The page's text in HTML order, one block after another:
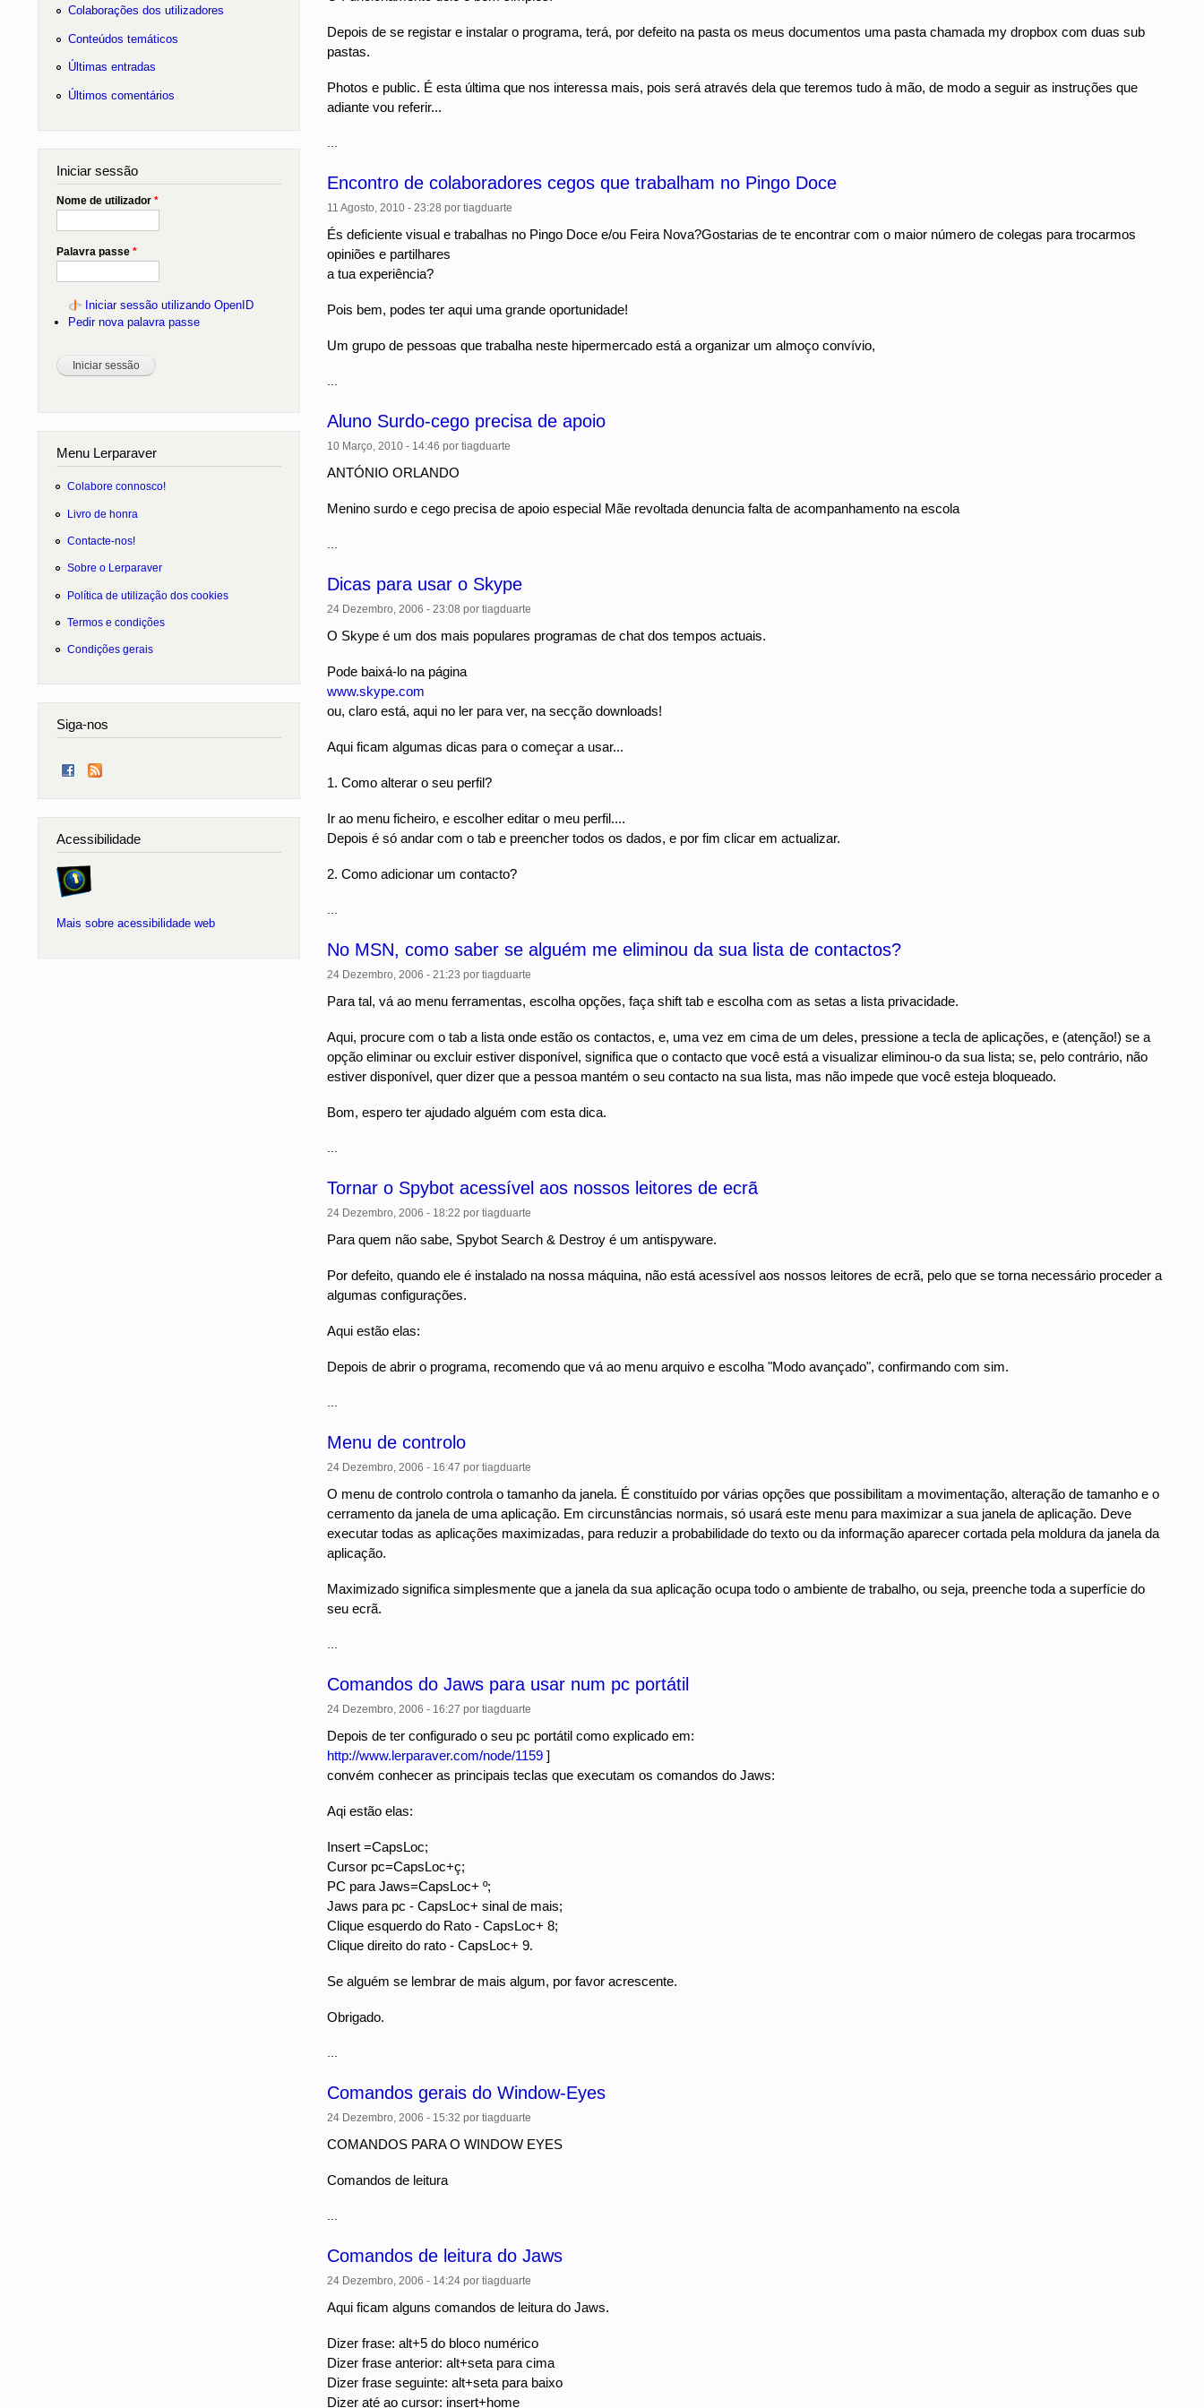
Depois de se registar e instalar o programa, terá, por defeito na pasta os meus documentos uma pasta chamada my dropbox com duas sub
pastas.
Photos e public. É esta última que nos interessa mais, pois será através dela que teremos tudo à mão, de modo a seguir as instruções que
adiante vou referir...
Encontro de colaboradores cegos que trabalham no Pingo Doce
11 Agosto, 2010 - 23:28 por tiagduarte
És deficiente visual e trabalhas no Pingo Doce e/ou Feira Nova?Gostarias de te encontrar com o maior número de colegas para trocarmos
opiniões e partilhares
a tua experiência?
Pois bem, podes ter aqui uma grande oportunidade!
Um grupo de pessoas que trabalha neste hipermercado está a organizar um almoço convívio,
Aluno Surdo-cego precisa de apoio
10 Março, 2010 - 14:46 por tiagduarte
ANTÓNIO ORLANDO
Menino surdo e cego precisa de apoio especial Mãe revoltada denuncia falta de acompanhamento na escola
Dicas para usar o Skype
24 Dezembro, 2006 - 23:08 por tiagduarte
O Skype é um dos mais populares programas de chat dos tempos actuais.
Pode baixá-lo na página
www.skype.com
ou, claro está, aqui no ler para ver, na secção downloads!
Aqui ficam algumas dicas para o começar a usar...
1. Como alterar o seu perfil?
Ir ao menu ficheiro, e escolher editar o meu perfil....
Depois é só andar com o tab e preencher todos os dados, e por fim clicar em actualizar.
2. Como adicionar um contacto?
No MSN, como saber se alguém me eliminou da sua lista de contactos?
24 Dezembro, 2006 - 21:23 por tiagduarte
Para tal, vá ao menu ferramentas, escolha opções, faça shift tab e escolha com as setas a lista privacidade.
Aqui, procure com o tab a lista onde estão os contactos, e, uma vez em cima de um deles, pressione a tecla de aplicações, e (atenção!) se a
opção eliminar ou excluir estiver disponível, significa que o contacto que você está a visualizar eliminou-o da sua lista; se, pelo contrário, não
estiver disponível, quer dizer que a pessoa mantém o seu contacto na sua lista, mas não impede que você esteja bloqueado.
Bom, espero ter ajudado alguém com esta dica.
Tornar o Spybot acessível aos nossos leitores de ecrã
24 Dezembro, 2006 - 18:22 por tiagduarte
Para quem não sabe, Spybot Search & Destroy é um antispyware.
Por defeito, quando ele é instalado na nossa máquina, não está acessível aos nossos leitores de ecrã, pelo que se torna necessário proceder a
algumas configurações.
Aqui estão elas:
Depois de abrir o programa, recomendo que vá ao menu arquivo e escolha "Modo avançado", confirmando com sim.
Menu de controlo
24 Dezembro, 2006 - 16:47 por tiagduarte
O menu de controlo controla o tamanho da janela. É constituído por várias opções que possibilitam a movimentação, alteração de tamanho e o
cerramento da janela de uma aplicação. Em circunstâncias normais, só usará este menu para maximizar a sua janela de aplicação. Deve
executar todas as aplicações maximizadas, para reduzir a probabilidade do texto ou da informação aparecer cortada pela moldura da janela da
aplicação.
Maximizado significa simplesmente que a janela da sua aplicação ocupa todo o ambiente de trabalho, ou seja, preenche toda a superfície do
seu ecrã.
Comandos do Jaws para usar num pc portátil
24 Dezembro, 2006 - 16:27 por tiagduarte
Depois de ter configurado o seu pc portátil como explicado em:
http://www.lerparaver.com/node/1159]
convém conhecer as principais teclas que executam os comandos do Jaws:
Aqi estão elas:
Insert =CapsLoc;
Cursor pc=CapsLoc+ç;
PC para Jaws=CapsLoc+ º;
Jaws para pc - CapsLoc+ sinal de mais;
Clique esquerdo do Rato - CapsLoc+ 8;
Clique direito do rato - CapsLoc+ 9.
Se alguém se lembrar de mais algum, por favor acrescente.
Obrigado.
Comandos gerais do Window-Eyes
24 Dezembro, 2006 - 15:32 por tiagduarte
COMANDOS PARA O WINDOW EYES
Comandos de leitura
Comandos de leitura do Jaws
24 Dezembro, 2006 - 14:24por tiagduarte
Aqui ficam alguns comandos de leitura do Jaws.
Dizer frase: alt+5 do bloco numérico
Dizer frase anterior: alt+seta para cima
Dizer frase seguinte: alt+seta para baixo
Dizer até ao cursor: insert+home
Colaborações dos utilizadores
Conteúdos temáticos
Últimas entradas
Últimos comentários
Iniciar sessão
Nome de utilizador *
Palavra passe *
Iniciar sessão utilizando OpenID
Pedir nova palavra passe
Menu Lerparaver
Colabore connosco!
Livro de honra
Contacte-nos!
Sobre o Lerparaver
Política de utilização dos cookies
Termos e condições
Condições gerais
Siga-nos
Acessibilidade
Mais sobre acessibilidade web